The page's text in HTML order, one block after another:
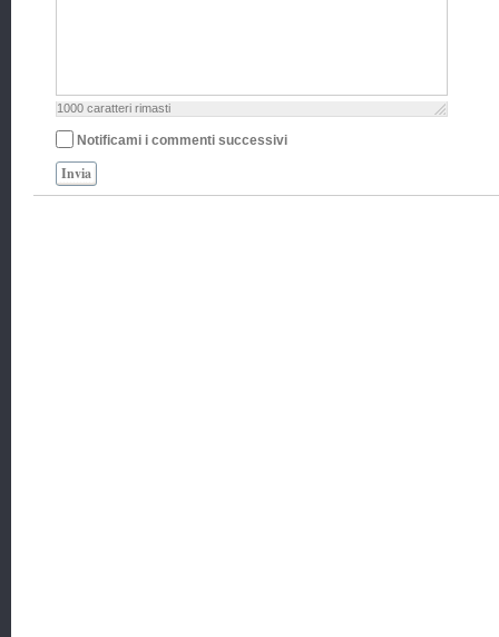
1000 caratteri rimasti
Notificami i commenti successivi
Invia